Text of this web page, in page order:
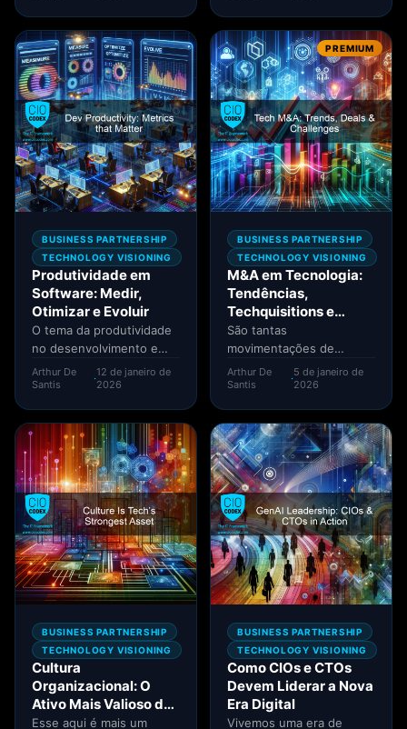
até...
BUSINESS PARTNERSHIP
TECHNOLOGY VISIONING
Produtividade em
Software: Medir,
Otimizar e Evoluir
O tema da produtividade
no desenvolvimento e
software já vem sendo
discutido há muitas
Arthur De
Santis
·12 de janeiro de
2026
PREMIUM
BUSINESS PARTNERSHIP
TECHNOLOGY VISIONING
M&A em Tecnologia:
Tendências,
Techquisitions e
Desafios
São tantas
movimentações de
mercado que acabamos
não prestando a atenção
dinâmico é...
Arthur De
Santis
·5 de janeiro de
2026
BUSINESS PARTNERSHIP
TECHNOLOGY VISIONING
Cultura
Organizacional: O
Ativo Mais Valioso da
TI
Esse aqui é mais um
BUSINESS PARTNERSHIP
TECHNOLOGY VISIONING
Como CIOs e CTOs
Devem Liderar a Nova
Era Digital
Vivemos uma era de